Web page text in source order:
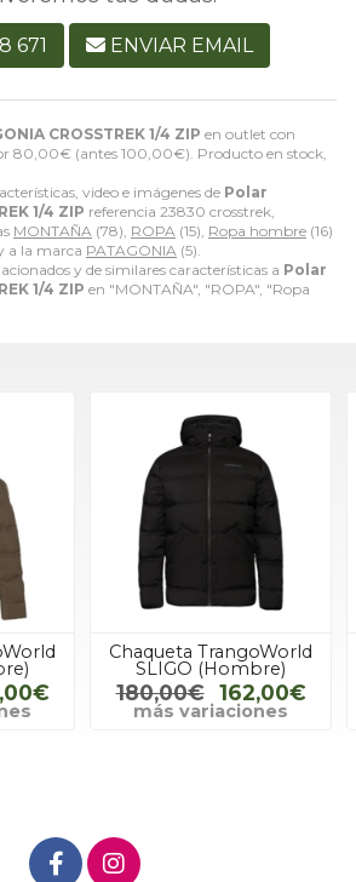
CROSSTREK 1/4 ZIP en outlet con
80,00€ (antes 100,00€). Producto en stock,
video e imágenes de Polar
1/4 ZIP referencia 23830 crosstrek,
MONTAÑA (78), ROPA (15), Ropa hombre (16)
a la marca PATAGONIA (5).
y de similares características a Polar
1/4 ZIP en "MONTAÑA", "ROPA", "Ropa
671 ENVIAR EMAIL
Chaqueta TrangoWorld
SLIGO (Hombre)
180,00€ 162,00€
más variaciones